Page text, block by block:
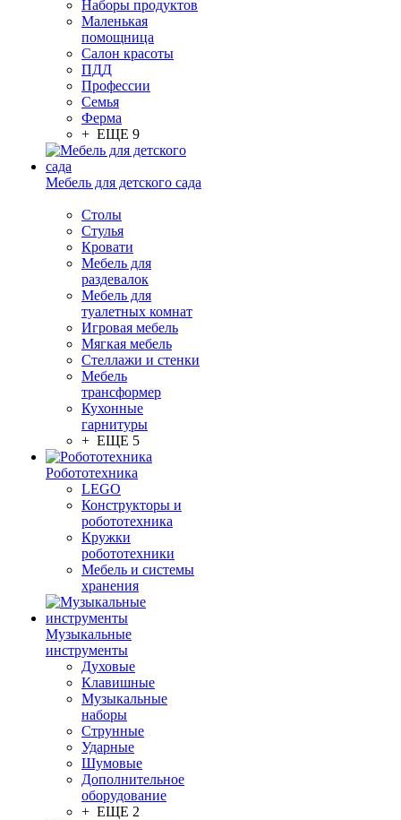
Наборы продуктов
Маленькая
помощница
Салон красоты
ПДД
Профессии
Семья
Ферма
+ ЕЩЕ 9
Мебель для детского сада
Столы
Cтулья
Кровати
Мебель для
раздевалок
Мебель для
туалетных комнат
Игровая мебель
Мягкая мебель
Стеллажи и стенки
Мебель
трансформер
Кухонные
гарнитуры
+ ЕЩЕ 5
Робототехника
LEGO
Конструкторы и
робототехника
Кружки
робототехники
Мебель и системы
хранения
Музыкальные
инструменты
Духовые
Клавишные
Музыкальные
наборы
Струнные
Ударные
Шумовые
Дополнительное
оборудование
+ ЕЩЕ 2